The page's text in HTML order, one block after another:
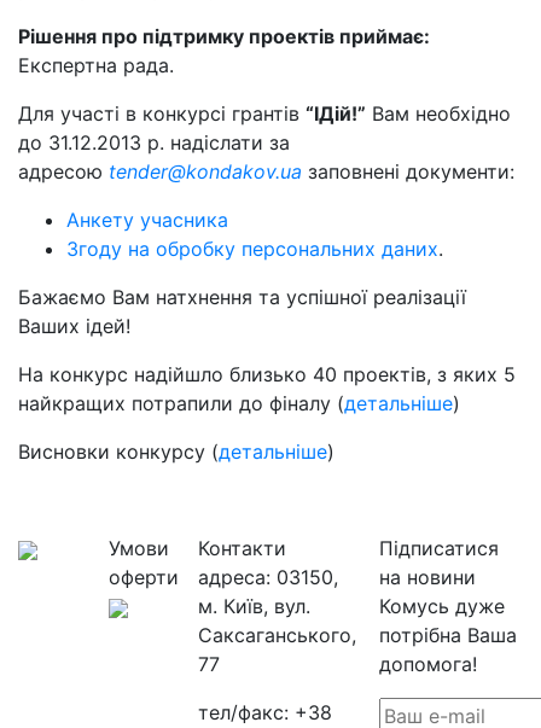
Рішення про підтримку проектів приймає:
Експертна рада.
Для участі в конкурсі грантів “ІДій!” Вам необхідно
до 31.12.2013 р. надіслати за
адресою tender@kondakov.ua заповнені документи:
Анкету учасника
Згоду на обробку персональних даних.
Бажаємо Вам натхнення та успішної реалізації
Ваших ідей!
На конкурс надійшло близько 40 проектів, з яких 5
найкращих потрапили до фіналу (детальніше)
Висновки конкурсу (детальніше)
Умови
оферти
Контакти
адреса: 03150,
м. Київ, вул.
Саксаганського,
77
тел/факс: +38
Підписатися
на новини
Комусь дуже
потрібна Ваша
допомога!